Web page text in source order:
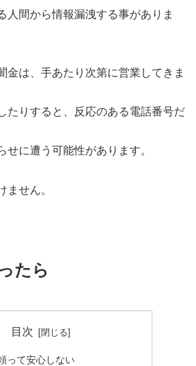
人間から情報漏洩する事がありま
金は、手あたり次第に営業してきま
たりすると、反応のある電話番号だ
せに遭う可能性があります。
ません。
たら
目次
って安心しない